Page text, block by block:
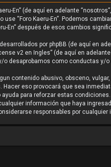
En” (de aquí en adelante
use “Foro Kaeru-En”. Podemos
En” después de esos cambios
por phpBB (de aquí en
v2 en Ingles” (de aquí en
o desaprobamos como conductas y/
contenido abusivo, obsceno,
Hacer eso provocará que sea
para reforzar estas
información que haya
responsables por